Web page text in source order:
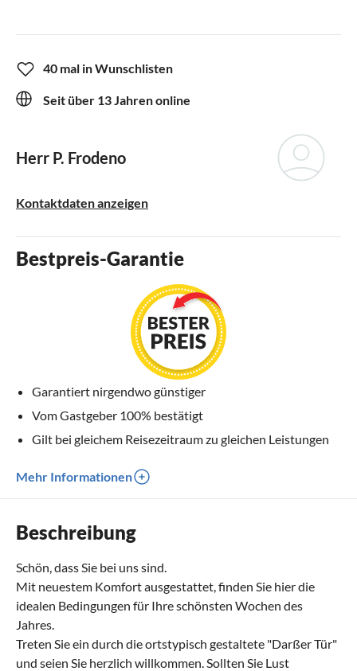
40 mal in Wunschlisten
Seit über 13 Jahren online
Herr P. Frodeno
Kontaktdaten anzeigen
Bestpreis-Garantie
Garantiert nirgendwo günstiger
Vom Gastgeber 100% bestätigt
Gilt bei gleichem Reisezeitraum zu gleichen Leistungen
Mehr Informationen
Beschreibung
Schön, dass Sie bei uns sind.
Mit neuestem Komfort ausgestattet, finden Sie hier die
idealen Bedingungen für Ihre schönsten Wochen des
Jahres.
Treten Sie ein durch die ortstypisch gestaltete "Darßer Tür"
und seien Sie herzlich willkommen. Sollten Sie Lust